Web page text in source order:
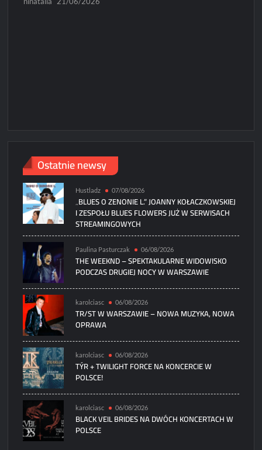
Ostatnie newsy
Hustladz 07/08/2026
„BLUES O ZENONIE L.” JOANNY KOŁACZKOWSKIEJ
I ZESPOŁU BLUES FLOWERS JUŻ W SERWISACH
STREAMINGOWYCH
Paulina Pasturczak 06/08/2026
THE WEEKND – SPEKTAKULARNE WIDOWISKO
PODCZAS DRUGIEJ NOCY W WARSZAWIE
karolciasc 06/08/2026
TR/ST W WARSZAWIE – NOWA MUZYKA, NOWA
OPRAWA
karolciasc 06/08/2026
TÝR + TWILIGHT FORCE NA KONCERCIE W
POLSCE!
karolciasc 06/08/2026
BLACK VEIL BRIDES NA DWÓCH KONCERTACH W
POLSCE